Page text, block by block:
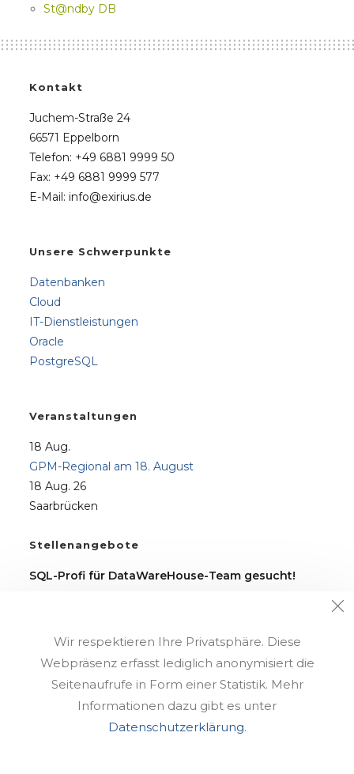
St@ndby DB
Kontakt
Juchem-Straße 24
66571 Eppelborn
Telefon: +49 6881 9999 50
Fax: +49 6881 9999 577
E-Mail: info@exirius.de
Unsere Schwerpunkte
Datenbanken
Cloud
IT-Dienstleistungen
Oracle
PostgreSQL
Veranstaltungen
18 Aug.
GPM-Regional am 18. August
18 Aug. 26
Saarbrücken
Stellenangebote
SQL-Profi für DataWareHouse-Team gesucht!
Datenschutz Karriere Downloads
Wir respektieren Ihre Privatsphäre. Diese
Webpräsenz erfasst lediglich anonymisiert die
Seitenaufrufe in Form einer Statistik. Mehr
Informationen dazu gibt es unter
Datenschutzerklärung.